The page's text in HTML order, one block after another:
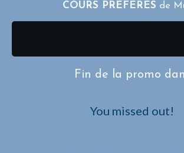
COURS PRÉFÉRÉS de
Fin de la promo
You missed out!